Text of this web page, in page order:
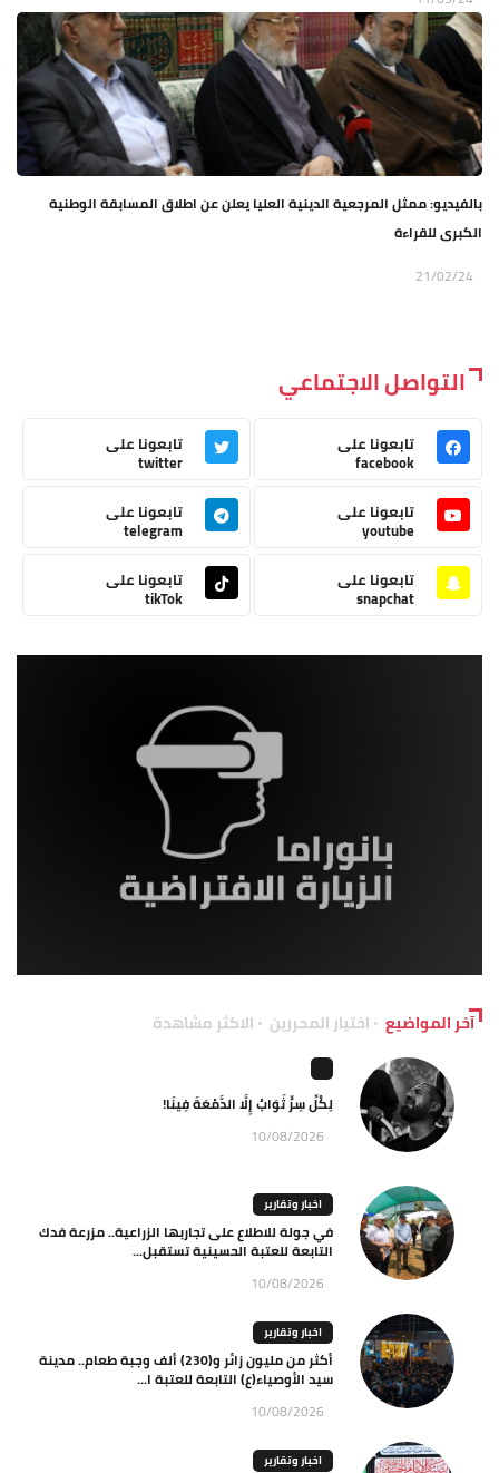
بالفيديو: ممثل المرجعية الدينية العليا يعلن عن اطلاق المسابقة الوطنية
الكبرى للقراءة
21/02/24
التواصل الاجتماعي
تابعونا على
facebook
تابعونا على
twitter
تابعونا على
youtube
تابعونا على
telegram
تابعونا على
snapchat
تابعونا على
tikTok
آخر المواضيع اختيار المحررين الاكثر مشاهدة
لِكُلِّ سِرٍّ ثَوَابٌ إِلَّا الدَّمْعَةَ فِينَا!
10/08/2026
اخبار وتقارير
في جولة للاطلاع على تجاربها الزراعية.. مزرعة فدك
التابعة للعتبة الحسينية تستقبل...
10/08/2026
اخبار وتقارير
أكثر من مليون زائر و(230) ألف وجبة طعام.. مدينة
سيد الأوصياء(ع) التابعة للعتبة ا...
10/08/2026
اخبار وتقارير